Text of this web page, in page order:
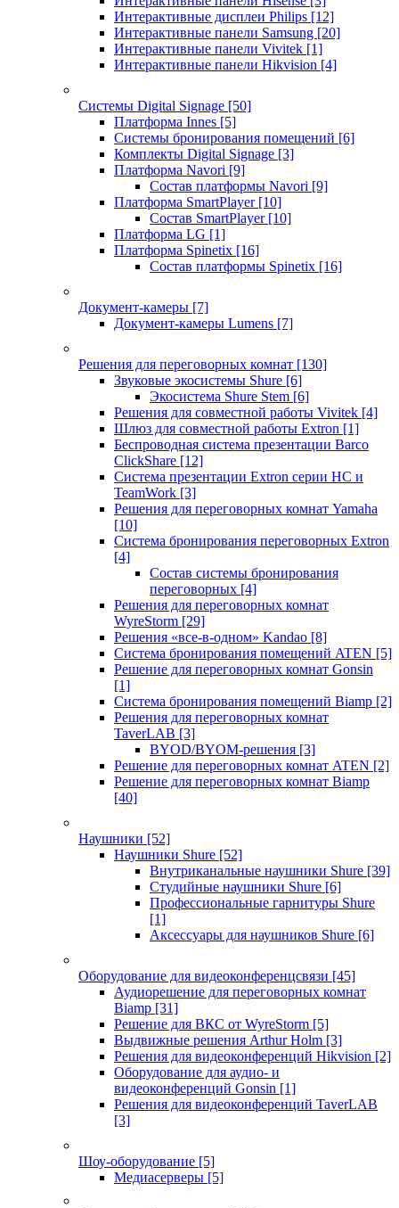
Интерактивные дисплеи Philips [12]
Интерактивные панели Samsung [20]
Интерактивные панели Vivitek [1]
Интерактивные панели Hikvision [4]
Системы Digital Signage [50]
Платформа Innes [5]
Системы бронирования помещений [6]
Комплекты Digital Signage [3]
Платформа Navori [9]
Состав платформы Navori [9]
Платформа SmartPlayer [10]
Состав SmartPlayer [10]
Платформа LG [1]
Платформа Spinetix [16]
Состав платформы Spinetix [16]
Документ-камеры [7]
Документ-камеры Lumens [7]
Решения для переговорных комнат [130]
Звуковые экосистемы Shure [6]
Экосистема Shure Stem [6]
Решения для совместной работы Vivitek [4]
Шлюз для совместной работы Extron [1]
Беспроводная система презентации Barco
ClickShare [12]
Система презентации Extron серии HC и
TeamWork [3]
Решения для переговорных комнат Yamaha
[10]
Система бронирования переговорных Extron
[4]
Состав системы бронирования
переговорных [4]
Решения для переговорных комнат
WyreStorm [29]
Решения «все-в-одном» Kandao [8]
Система бронирования помещений ATEN [5]
Решение для переговорных комнат Gonsin
[1]
Система бронирования помещений Biamp [2]
Решения для переговорных комнат
TaverLAB [3]
BYOD/BYOM-решения [3]
Решение для переговорных комнат ATEN [2]
Решение для переговорных комнат Biamp
[40]
Наушники [52]
Наушники Shure [52]
Внутриканальные наушники Shure [39]
Студийные наушники Shure [6]
Профессиональные гарнитуры Shure
[1]
Аксессуары для наушников Shure [6]
Оборудование для видеоконференцсвязи [45]
Аудиорешение для переговорных комнат
Biamp [31]
Решение для ВКС от WyreStorm [5]
Выдвижные решения Arthur Holm [3]
Решения для видеоконференций Hikvision [2]
Оборудование для аудио- и
видеоконференций Gonsin [1]
Решения для видеоконференций TaverLAB
[3]
Шоу-оборудование [5]
Медиасерверы [5]